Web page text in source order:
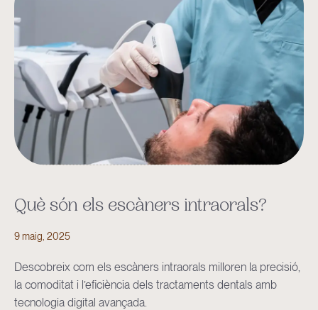
Què són els escàners intraorals?
9 maig, 2025
Descobreix com els escàners intraorals milloren la precisió,
la comoditat i l’eficiència dels tractaments dentals amb
tecnologia digital avançada.